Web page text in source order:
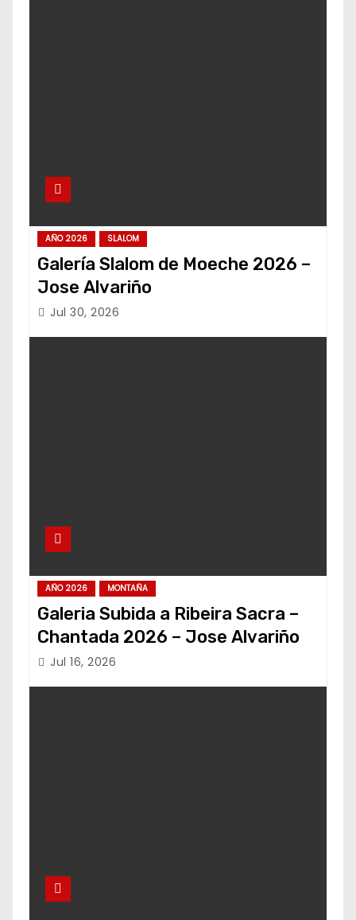
AÑO 2026 SLALOM
Galería Slalom de Moeche 2026 –
Jose Alvariño
Jul 30, 2026
AÑO 2026 MONTAÑA
Galeria Subida a Ribeira Sacra –
Chantada 2026 – Jose Alvariño
Jul 16, 2026